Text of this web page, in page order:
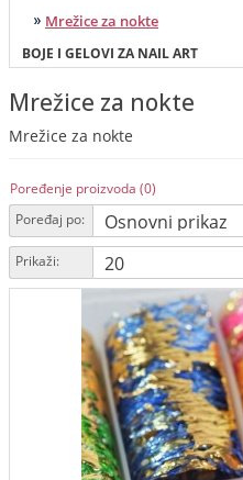
Mrežice za nokte
BOJE I GELOVI ZA NAIL ART
Mrežice za nokte
Mrežice za nokte
Poređenje proizvoda (0)
Poređaj po:
Prikaži: